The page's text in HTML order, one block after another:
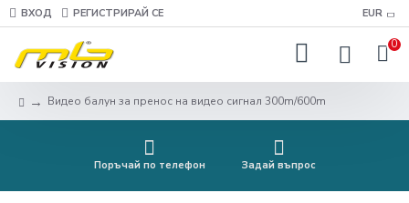
ВХОД РЕГИСТРИРАЙ СЕ EUR
0
Видео балун за пренос на видео сигнал 300m/600m
Поръчай по телефон Задай въпрос